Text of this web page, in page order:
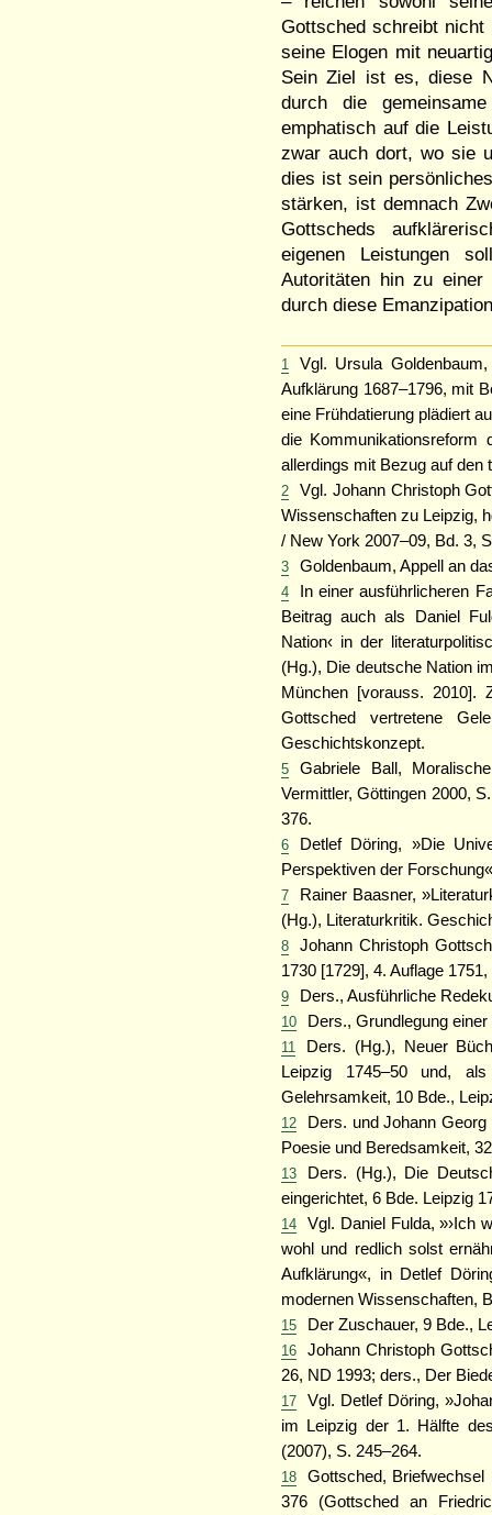
Gottsched schreibt
seine Elogen mit
Sein Ziel ist es, diese
durch die
emphatisch auf die
zwar auch dort, wo sie
dies ist sein
stärken, ist demnach
Gottscheds
eigenen Leistungen
Autoritäten hin zu einer
durch diese
1
Vgl. Ursula
Aufklärung 1687–1796, mit
eine Frühdatierung plädiert
die Kommunikationsreform
allerdings mit Bezug auf den
2
Vgl. Johann Christoph
Wissenschaften zu Leipzig,
/ New York 2007–09, Bd. 3,
3 Goldenbaum, Appell an
4
In einer ausführlicheren
Beitrag auch als Daniel
Nation‹ in der
(Hg.), Die deutsche Nation
München [vorauss. 2010].
Gottsched vertretene
Geschichtskonzept.
5
Gabriele Ball,
Vermittler, Göttingen 2000,
376.
6
Detlef Döring, »Die
Perspektiven der
7
Rainer Baasner,
(Hg.), Literaturkritik.
8
Johann Christoph
1730 [1729], 4. Auflage
9 Ders., Ausführliche
10 Ders., Grundlegung
11
Ders. (Hg.), Neuer
Leipzig 1745–50 und,
Gelehrsamkeit, 10 Bde.,
12
Ders. und Johann
Poesie und Beredsamkeit,
13
Ders. (Hg.), Die
eingerichtet, 6 Bde. Leipzig
14
Vgl. Daniel Fulda, »›Ich
wohl und redlich solst
Aufklärung«, in Detlef
modernen Wissenschaften,
15 Der Zuschauer, 9 Bde.,
16
Johann Christoph
26, ND 1993; ders., Der
17
Vgl. Detlef Döring,
im Leipzig der 1. Hälfte
(2007), S. 245–264.
18
Gottsched,
376 (Gottsched an